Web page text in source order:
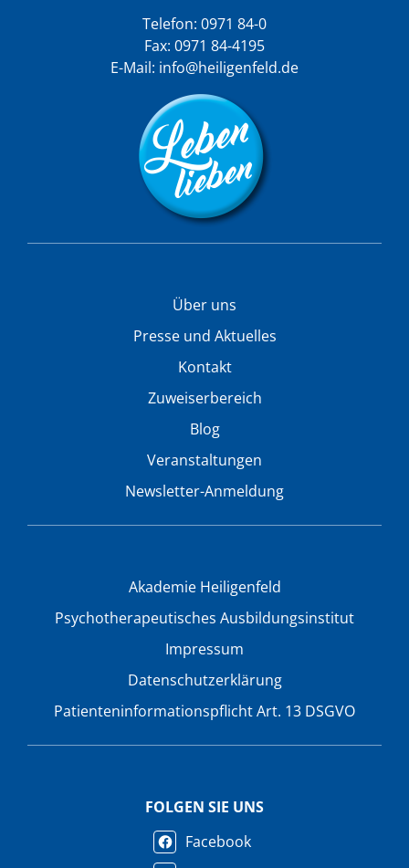
Telefon: 0971 84-0
Fax: 0971 84-4195
E-Mail: info@heiligenfeld.de
Über uns
Presse und Aktuelles
Kontakt
Zuweiserbereich
Blog
Veranstaltungen
Newsletter-Anmeldung
Akademie Heiligenfeld
Psychotherapeutisches Ausbildungsinstitut
Impressum
Datenschutzerklärung
Patienteninformationspflicht Art. 13 DSGVO
FOLGEN SIE UNS
Facebook